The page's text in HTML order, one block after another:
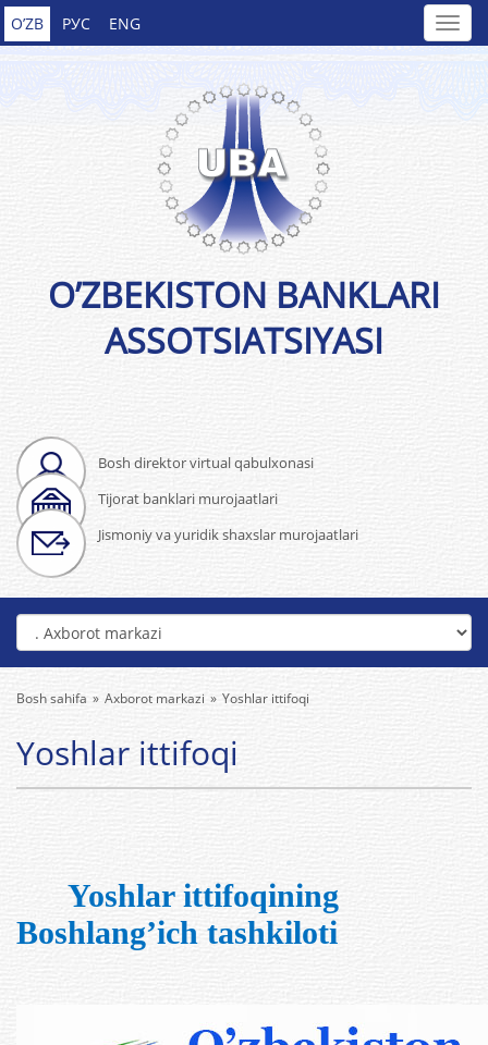
O’ZB РУС ENG
Bosh direktor virtual qabulxonasi
Tijorat banklari murojaatlari
Jismoniy va yuridik shaxslar murojaatlari
O’ZBEKISTON BANKLARI
ASSOTSIATSIYASI
Bosh sahifa Axborot markazi Yoshlar ittifoqi
Yoshlar ittifoqi
Yoshlar ittifoqining
Boshlang’ich tashkiloti